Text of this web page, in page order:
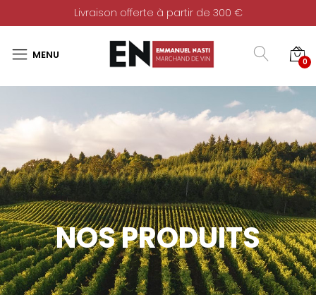
Livraison offerte à partir de 300 €
0
NOS PRODUITS